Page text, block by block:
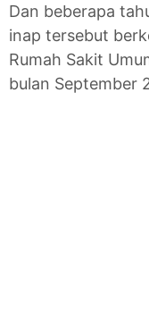
Dan beberapa
inap tersebut
Rumah Sakit
bulan September